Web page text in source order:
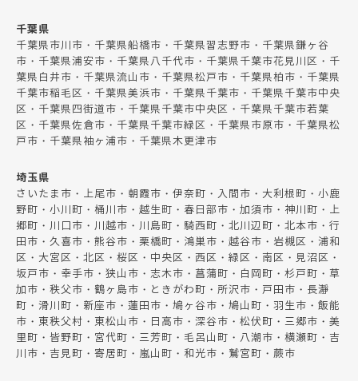
千葉県
千葉県市川市・千葉県船橋市・千葉県習志野市・千葉県鎌ヶ谷
市・千葉県浦安市・千葉県八千代市・千葉県千葉市花見川区・千
葉県白井市・千葉県流山市・千葉県松戸市・千葉県柏市・千葉県
千葉市稲毛区・千葉県美浜市・千葉県千葉市・千葉県千葉市中央
区・千葉県四街道市・千葉県千葉市中央区・千葉県千葉市若葉
区・千葉県佐倉市・千葉県千葉市緑区・千葉県市原市・千葉県松
戸市・千葉県袖ヶ浦市・千葉県木更津市
埼玉県
さいたま市・上尾市・朝霞市・伊奈町・入間市・大利根町・小鹿
野町・小川町・桶川市・越生町・春日部市・加須市・神川町・上
郷町・川口市・川越市・川島町・騎西町・北川辺町・北本市・行
田市・久喜市・熊谷市・栗橋町・鴻巣市・越谷市・岩槻区・浦和
区・大宮区・北区・桜区・中央区・西区・緑区・南区・見沼区・
坂戸市・幸手市・狭山市・志木市・菖蒲町・白岡町・杉戸町・草
加市・秩父市・鶴ヶ島市・ときがわ町・所沢市・戸田市・長瀞
町・滑川町・新座市・蓮田市・鳩ヶ谷市・鳩山町・羽生市・飯能
市・東秩父村・東松山市・日高市・深谷市・松伏町・三郷市・美
里町・皆野町・宮代町・三芳町・毛呂山町・八潮市・横瀬町・吉
川市・吉見町・寄居町・嵐山町・和光市・鷲宮町・蕨市